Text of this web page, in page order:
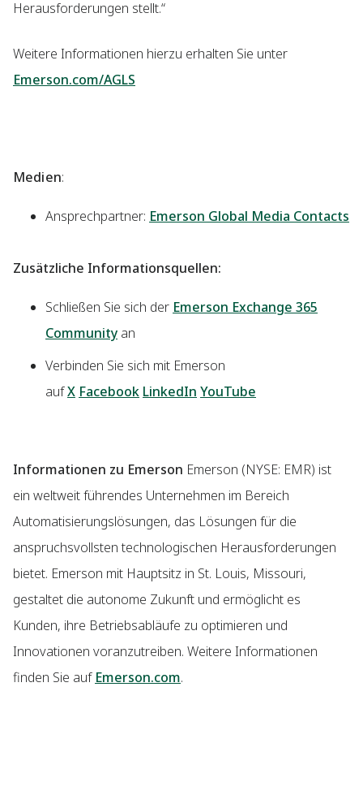
Herausforderungen stellt.“
Weitere Informationen hierzu erhalten Sie unter
Emerson.com/AGLS
Medien:
Ansprechpartner: Emerson Global Media Contacts
Zusätzliche Informationsquellen:
Schließen Sie sich der Emerson Exchange 365
Community an
Verbinden Sie sich mit Emerson
aufX Facebook LinkedIn YouTube
Informationen zu Emerson Emerson (NYSE: EMR) ist
ein weltweit führendes Unternehmen im Bereich
Automatisierungslösungen, das Lösungen für die
anspruchsvollsten technologischen Herausforderungen
bietet. Emerson mit Hauptsitz in St. Louis, Missouri,
gestaltet die autonome Zukunft und ermöglicht es
Kunden, ihre Betriebsabläufe zu optimieren und
Innovationen voranzutreiben. Weitere Informationen
finden Sie auf Emerson.com.